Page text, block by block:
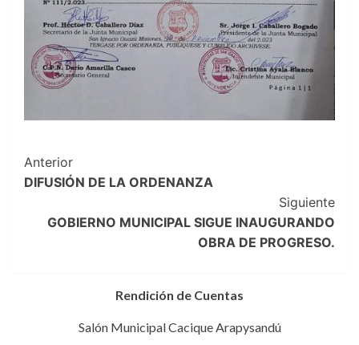
Navegación
de
entradas
Anterior
DIFUSIÓN DE LA ORDENANZA
Siguiente
GOBIERNO MUNICIPAL SIGUE INAUGURANDO
OBRA DE PROGRESO.
Rendición de Cuentas
Salón Municipal Cacique Arapysandú